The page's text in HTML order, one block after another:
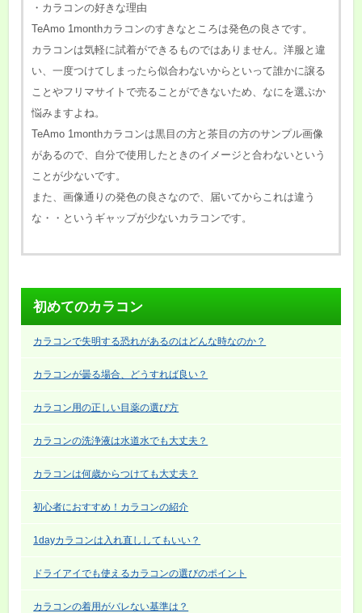
・カラコンの好きな理由
TeAmo 1monthカラコンのすきなところは発色の良さです。
カラコンは気軽に試着ができるものではありません。洋服と違
い、一度つけてしまったら似合わないからといって誰かに譲る
ことやフリマサイトで売ることができないため、なにを選ぶか
悩みますよね。
TeAmo 1monthカラコンは黒目の方と茶目の方のサンプル画像
があるので、自分で使用したときのイメージと合わないという
ことが少ないです。
また、画像通りの発色の良さなので、届いてからこれは違う
な・・というギャップが少ないカラコンです。
初めてのカラコン
カラコンで失明する恐れがあるのはどんな時なのか？
カラコンが曇る場合、どうすれば良い？
カラコン用の正しい目薬の選び方
カラコンの洗浄液は水道水でも大丈夫？
カラコンは何歳からつけても大丈夫？
初心者におすすめ！カラコンの紹介
1dayカラコンは入れ直ししてもいい？
ドライアイでも使えるカラコンの選びのポイント
カラコンの着用がバレない基準は？